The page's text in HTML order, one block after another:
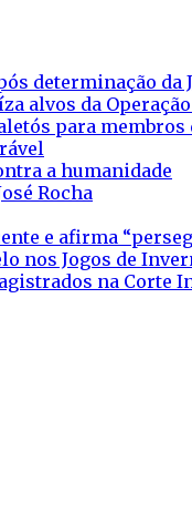
determinação da
alvos da
para membros
a humanidade
Rocha
e afirma
nos Jogos de
na Corte